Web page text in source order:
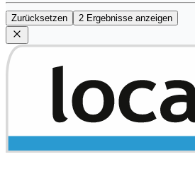
Zurücksetzen 2 Ergebnisse anzeigen